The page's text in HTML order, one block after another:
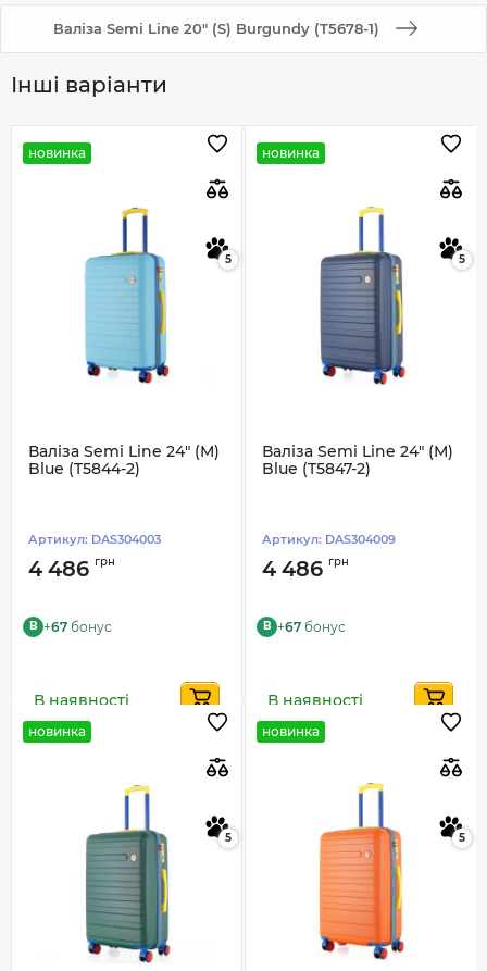
Валіза Semi Line 20" (S) Burgundy (T5678-1)
Інші варіанти
новинка
5
Валіза Semi Line 24" (M)
Blue (T5844-2)
Артикул: DAS304003
4 486 грн
B +67 бонус
В наявності
новинка
5
Валіза Semi Line 24" (M)
Blue (T5847-2)
Артикул: DAS304009
4 486 грн
B +67 бонус
В наявності
новинка
5
новинка
5